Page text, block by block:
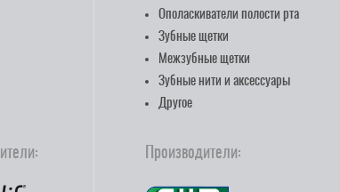
Ополаскиватели полости рта
Зубные щетки
Межзубные щетки
Зубные нити и аксессуары
Другое
Производители: